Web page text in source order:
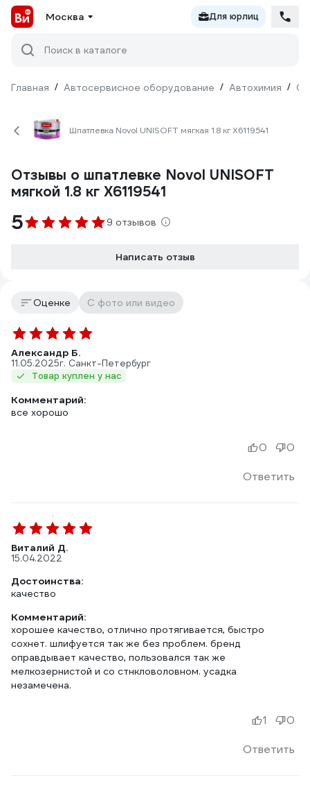
Москва Для юрлиц
Поиск в каталоге
Главная / Автосервисное оборудование / Автохимия /
Шпатлевка Novol UNISOFT мягкая 1.8 кг X6119541
Отзывы о шпатлевке Novol UNISOFT
мягкой 1.8 кг X6119541
5 9 отзывов
Написать отзыв
Оценке С фото или видео
Александр Б.
11.05.2025г. Санкт-Петербург
Товар куплен у нас
Комментарий:
все хорошо
Ответить
0 0
Виталий Д.
15.04.2022
Достоинства:
качество
Комментарий:
хорошее качество, отлично протягивается, быстро
сохнет. шлифуется так же без проблем. бренд
оправдывает качество, пользовался так же
мелкозернистой и со стнкловоловном. усадка
незамечена.
Ответить
1 0